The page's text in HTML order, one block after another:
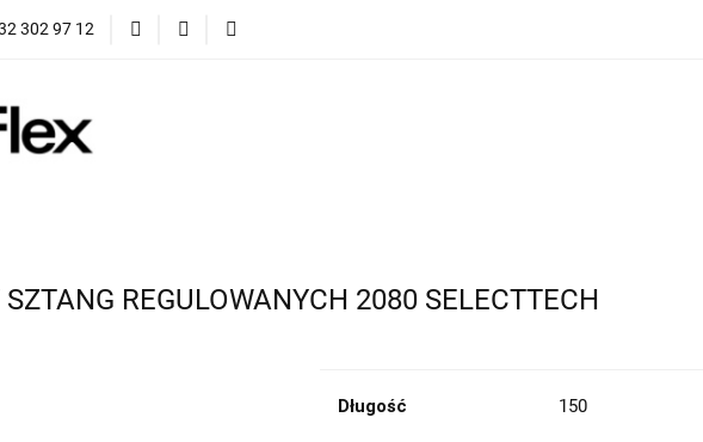
302 97 12
Produkty Więcej o markach
REGULOWANYCH 2080 SELECTTECH
Długość 150